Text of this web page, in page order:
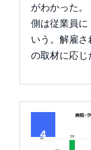
がわかった
側は従業員に
いう。解雇
の取材に応じ
4